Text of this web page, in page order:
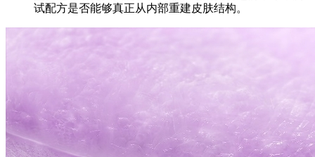
试配方是否能够真正从内部重建皮肤结构。